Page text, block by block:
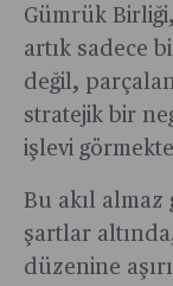
Gümrük
artık sadece
değil,
stratejik bir
işlevi
Bu akıl almaz
şartlar
düzenine